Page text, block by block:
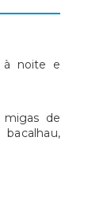
à noite e
migas de